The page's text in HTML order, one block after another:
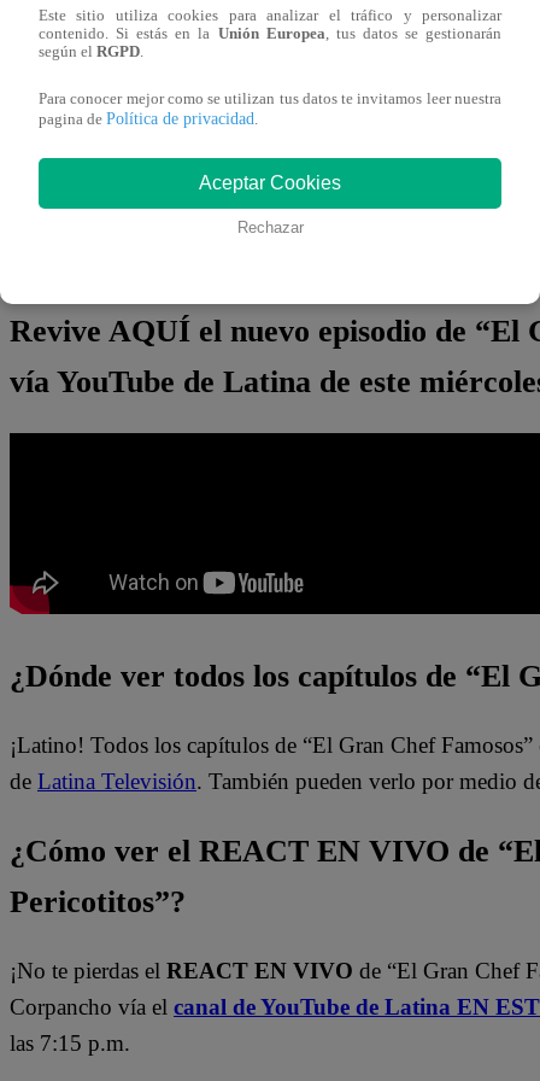
Finalmente, la jornada cerró con lasentencia de cuatro
eliminación.Alli y Bianca, Mariella y Massi, Tito y
Sentencia, mientras queAdolfo Bolívar y Alessito
Adolfo le dijo a su esposa:
olla es tuya”.
¿Qué pasará en la próxima gala? ¿Lograrán las duplas
Revive AQUÍ el nuevo episodio de “El
vía YouTube de Latina de este
¿Dónde ver todos los capítulos de “El
¡Latino! Todos los capítulos de “El Gran Chef
de Latina Televisión. También pueden verlo por medio
¿Cómo ver el REACT EN VIVO de
Pericotitos”?
¡No te pierdas el REACT EN VIVO de “El Gran Chef
Corpancho vía el canal de YouTube de Latina EN
las 7:15 p.m.
Este sitio utiliza cookies para analizar el tráfico y personalizar
contenido. Si estás en la Unión Europea, tus datos se gestionarán
según el RGPD.
Para conocer mejor como se utilizan tus datos te invitamos leer nuestra
pagina de Política de privacidad.
Aceptar Cookies
Rechazar